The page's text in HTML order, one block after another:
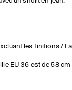
les finitions /
EU 36 est de 58